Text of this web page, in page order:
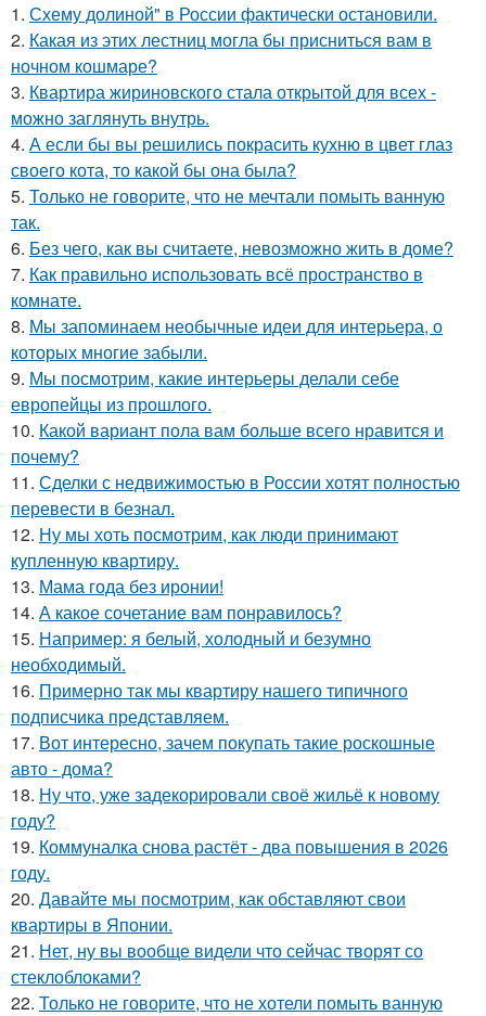
1. Схему долиной" в России фактически остановили.
2. Какая из этих лестниц могла бы присниться вам в
ночном кошмаре?
3. Квартира жириновского стала открытой для всех -
можно заглянуть внутрь.
4. А если бы вы решились покрасить кухню в цвет глаз
своего кота, то какой бы она была?
5. Только не говорите, что не мечтали помыть ванную
так.
6. Без чего, как вы считаете, невозможно жить в доме?
7. Как правильно использовать всё пространство в
комнате.
8. Мы запоминаем необычные идеи для интерьера, о
которых многие забыли.
9. Мы посмотрим, какие интерьеры делали себе
европейцы из прошлого.
10. Какой вариант пола вам больше всего нравится и
почему?
11. Сделки с недвижимостью в России хотят полностью
перевести в безнал.
12. Ну мы хоть посмотрим, как люди принимают
купленную квартиру.
13. Мама года без иронии!
14. А какое сочетание вам понравилось?
15. Например: я белый, холодный и безумно
необходимый.
16. Примерно так мы квартиру нашего типичного
подписчика представляем.
17. Вот интересно, зачем покупать такие роскошные
авто - дома?
18. Ну что, уже задекорировали своё жильё к новому
году?
19. Коммуналка снова растёт - два повышения в 2026
году.
20. Давайте мы посмотрим, как обставляют свои
квартиры в Японии.
21. Нет, ну вы вообще видели что сейчас творят со
стеклоблоками?
22. Только не говорите, что не хотели помыть ванную